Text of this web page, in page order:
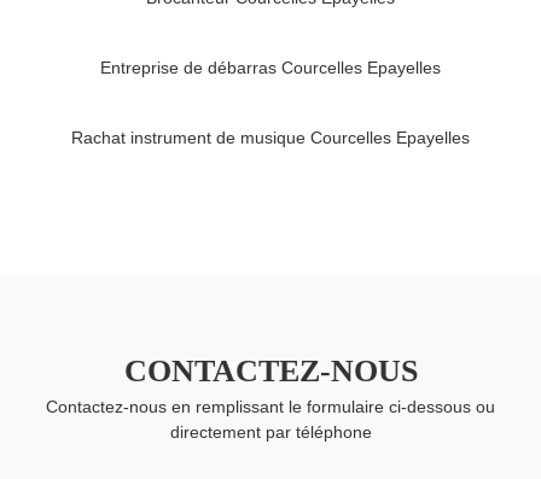
Entreprise de débarras Courcelles Epayelles
Rachat instrument de musique Courcelles Epayelles
CONTACTEZ-NOUS
Contactez-nous en remplissant le formulaire ci-dessous ou
directement par téléphone